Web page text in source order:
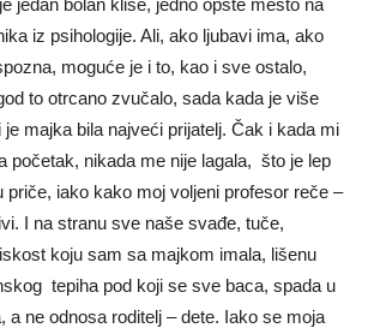
jedan bolan kliše, jedno opšte mesto na
iz psihologije. Ali, ako ljubavi ima, ako
moguće je i to, kao i sve ostalo,
to otrcano zvučalo, sada kada je više
majka bila najveći prijatelj. Čak i kada mi
početak, nikada me nije lagala, što je lep
priče, iako kako moj voljeni profesor reče –
I na stranu sve naše svađe, tuče,
koju sam sa majkom imala, lišenu
tepiha pod koji se sve baca, spada u
a ne odnosa roditelj – dete. Iako se moja